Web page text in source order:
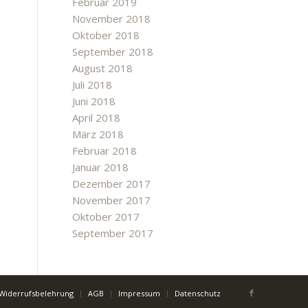
November 2018
Oktober 2018
September 2018
August 2018
Juli 2018
Juni 2018
April 2018
März 2018
Februar 2018
Januar 2018
Dezember 2017
November 2017
Oktober 2017
September 2017
AGB Impressum Datenschutz